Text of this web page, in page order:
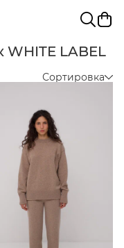
LABEL
Сортировка